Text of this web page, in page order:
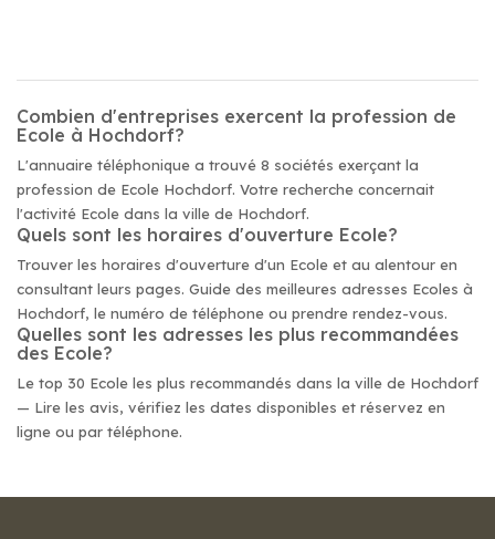
Combien d'entreprises exercent la profession de
Ecole à Hochdorf?
L'annuaire téléphonique a trouvé 8 sociétés exerçant la
profession de Ecole Hochdorf. Votre recherche concernait
l'activité Ecole dans la ville de Hochdorf.
Quels sont les horaires d'ouverture Ecole?
Trouver les horaires d'ouverture d'un Ecole et au alentour en
consultant leurs pages. Guide des meilleures adresses Ecoles à
Hochdorf, le numéro de téléphone ou prendre rendez-vous.
Quelles sont les adresses les plus recommandées
des Ecole?
Le top 30 Ecole les plus recommandés dans la ville de Hochdorf
— Lire les avis, vérifiez les dates disponibles et réservez en
ligne ou par téléphone.